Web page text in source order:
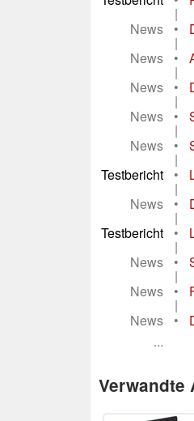
|
News
•
|
News
•
|
News
•
|
News
•
|
News
•
|
Testbericht
•
|
News
•
|
Testbericht
•
|
News
•
|
News
•
|
News
•
...
Verwandte